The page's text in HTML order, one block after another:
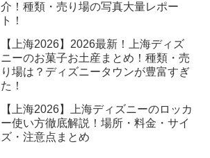
介！種類・売り場の写真大量レポー
ト！
【上海2026】2026最新！上海ディズ
ニーのお菓子お土産まとめ！種類・売
り場は？ディズニータウンが豊富すぎ
た！
【上海2026】上海ディズニーのロッカ
ー使い方徹底解説！場所・料金・サイ
ズ・注意点まとめ